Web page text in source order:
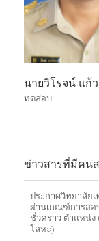
นายวิโรจน์ แก้ว
ทดสอบ
ข่าวสารที่มีคน
ประกาศวิทยาลัย
ผ่านเกณฑ์การสอ
ชั่วคราว ตำแหน่ง
โลหะ)